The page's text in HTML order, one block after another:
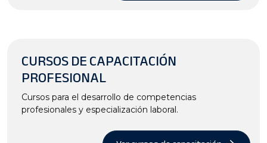
CURSOS DE CAPACITACIÓN
PROFESIONAL
Cursos para el desarrollo de competencias
profesionales y especialización laboral.